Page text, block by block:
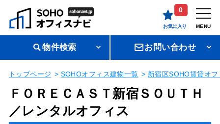
0
お気に入り MENU
物件検索 お問い合わせ
トップページ SOHOオフィス建物一覧 新宿区SOHO賃貸オフ
ＦＯＲＥＣＡＳＴ新宿ＳＯＵＴＨ
／レンタルオフィス